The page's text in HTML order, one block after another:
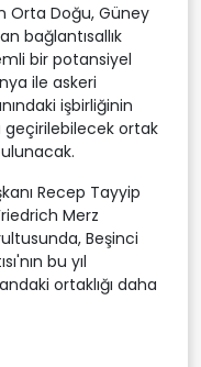
Orta Doğu, Güney
bağlantısallık
bir potansiyel
ile askeri
işbirliğinin
ortak
Recep Tayyip
Merz
Beşinci
bu yıl
ortaklığı daha